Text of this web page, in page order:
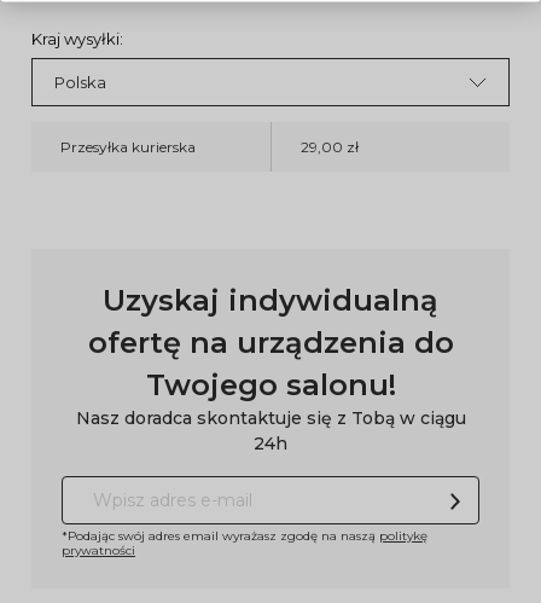
Kraj wysyłki:
Przesyłka kurierska 29,00 zł
Uzyskaj indywidualną
ofertę na urządzenia do
Twojego salonu!
Nasz doradca skontaktuje się z Tobą w ciągu
24h
*Podając swój adres email wyrażasz zgodę na naszą politykę
prywatności